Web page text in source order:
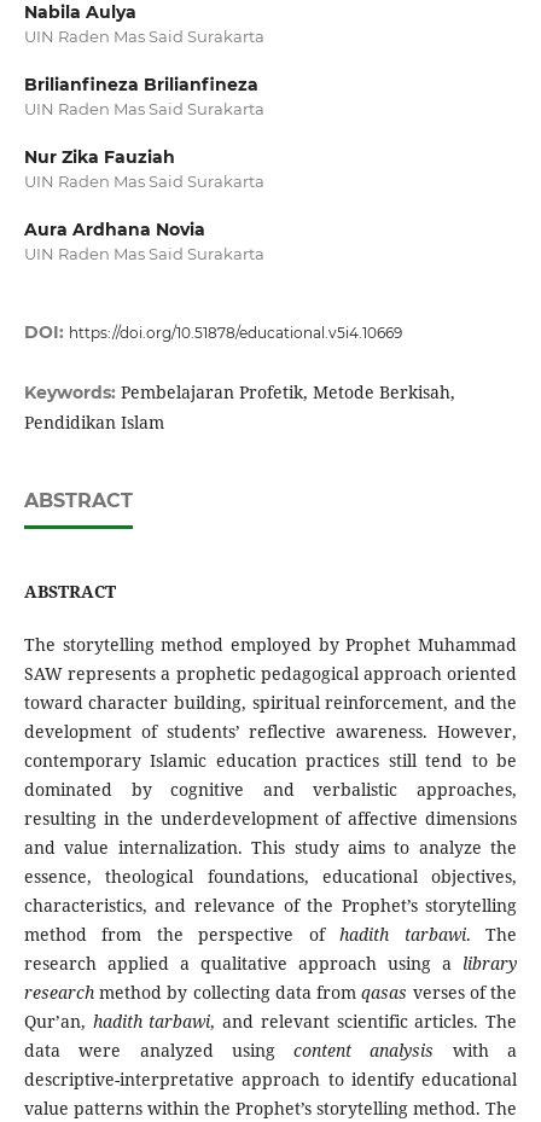
Nabila Aulya
UIN Raden Mas Said Surakarta
Brilianfineza Brilianfineza
UIN Raden Mas Said Surakarta
Nur Zika Fauziah
UIN Raden Mas Said Surakarta
Aura Ardhana Novia
UIN Raden Mas Said Surakarta
DOI: https://doi.org/10.51878/educational.v5i4.10669
Keywords: Pembelajaran Profetik, Metode Berkisah,
Pendidikan Islam
ABSTRACT
ABSTRACT
The storytelling method employed by Prophet Muhammad
SAW represents a prophetic pedagogical approach oriented
toward character building, spiritual reinforcement, and the
development of students’ reflective awareness. However,
contemporary Islamic education practices still tend to be
dominated by cognitive and verbalistic approaches,
resulting in the underdevelopment of affective dimensions
and value internalization. This study aims to analyze the
essence, theological foundations, educational objectives,
characteristics, and relevance of the Prophet’s storytelling
method from the perspective ofhadith tarbawi. The
research applied a qualitative approach using a library
researchmethod by collecting data fromqasas verses of the
Qur’an, hadith tarbawi, and relevant scientific articles. The
data were analyzed usingcontent analysis with a
descriptive-interpretative approach to identify educational
value patterns within the Prophet’s storytelling method. The